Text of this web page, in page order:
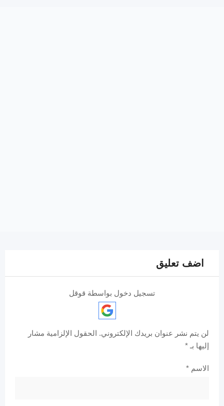
اضف تعليق
تسجيل دخول بواسطة قوقل
لن يتم نشر عنوان بريدك الإلكتروني. الحقول الإلزامية مشار
إليها بـ *
الاسم *